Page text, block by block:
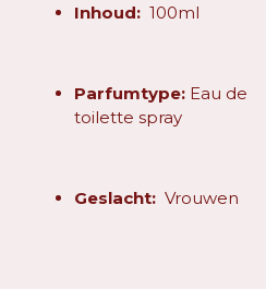
Inhoud:100ml
Parfumtype:Eau de
toilette spray
Geslacht:Vrouwen